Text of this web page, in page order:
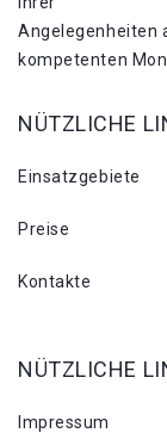
Angelegenheiten
kompetenten
NÜTZLICHE
Einsatzgebiete
Preise
Kontakte
NÜTZLICHE
Impressum